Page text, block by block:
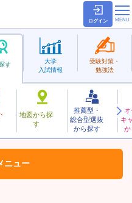
ログイン
す
地図から探
す
推薦型・
総合型選抜
から探す
キ
か
大学
入試情報
受験対策・
勉強法
お気に入り
ニュー